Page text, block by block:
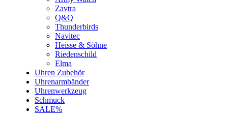
Zavtra
Q&Q
Thunderbirds
Navitec
Heisse & Söhne
Riedenschild
Elma
Uhren Zubehör
Uhrenarmbänder
Uhrenwerkzeug
Schmuck
SALE%